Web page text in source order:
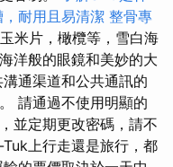
耐用且易清潔 整骨專
米片，橄欖等，雪白海
洋般的眼鏡和美妙的大
通渠道和公共通訊的
請通過不使用明顯的
並定期更改密碼，請不
上行走還是旅行，都